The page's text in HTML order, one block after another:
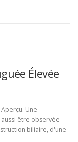
Élevée
Une
être observée
biliaire, d'une